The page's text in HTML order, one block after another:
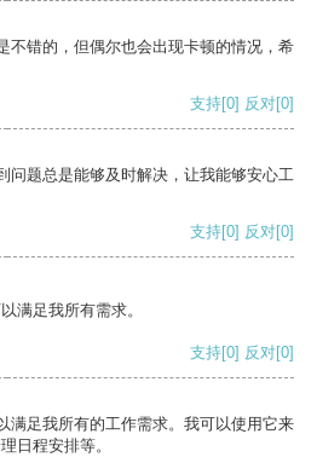
不错的，但偶尔也会出现卡顿的情况，希
支持[0] 反对[0]
问题总是能够及时解决，让我能够安心工
支持[0] 反对[0]
满足我所有需求。
支持[0] 反对[0]
满足我所有的工作需求。我可以使用它来
日程安排等。